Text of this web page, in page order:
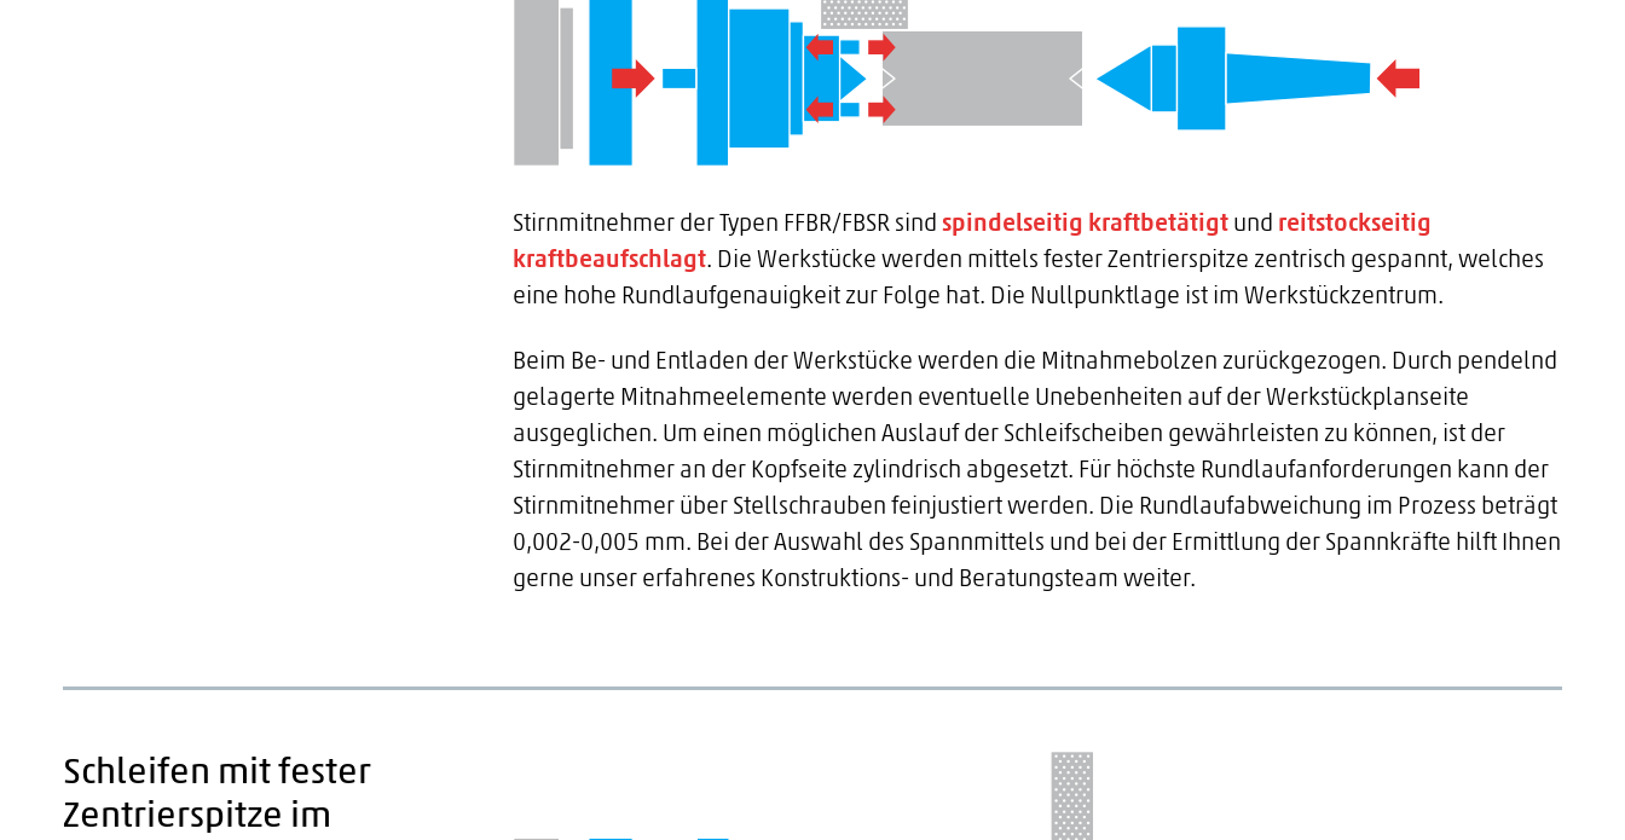
Stirnmitnehmer der Typen FFBR/FBSR sind spindelseitig kraftbetätigt und reitstockseitig
kraftbeaufschlagt. Die Werkstücke werden mittels fester Zentrierspitze zentrisch gespannt, welches
eine hohe Rundlaufgenauigkeit zur Folge hat. Die Nullpunktlage ist im Werkstückzentrum.
Beim Be- und Entladen der Werkstücke werden die Mitnahmebolzen zurückgezogen. Durch pendelnd
gelagerte Mitnahmeelemente werden eventuelle Unebenheiten auf der Werkstückplanseite
ausgeglichen. Um einen möglichen Auslauf der Schleifscheiben gewährleisten zu können, ist der
Stirnmitnehmer an der Kopfseite zylindrisch abgesetzt. Für höchste Rundlaufanforderungen kann der
Stirnmitnehmer über Stellschrauben feinjustiert werden. Die Rundlaufabweichung im Prozess beträgt
0,002-0,005 mm. Bei der Auswahl des Spannmittels und bei der Ermittlung der Spannkräfte hilft Ihnen
gerne unser erfahrenes Konstruktions- und Beratungsteam weiter.
Schleifen mit fester
Zentrierspitze im